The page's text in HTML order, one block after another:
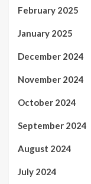
February 2025
January 2025
December 2024
November 2024
October 2024
September 2024
August 2024
July 2024